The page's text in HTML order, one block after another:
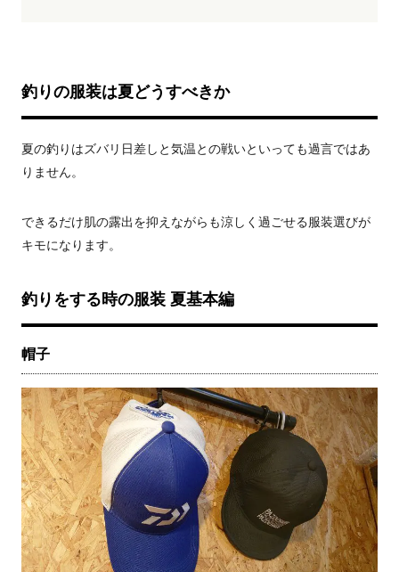
釣りの服装は夏どうすべきか
夏の釣りはズバリ日差しと気温との戦いといっても過言ではあ
りません。
できるだけ肌の露出を抑えながらも涼しく過ごせる服装選びが
キモになります。
釣りをする時の服装 夏基本編
帽子